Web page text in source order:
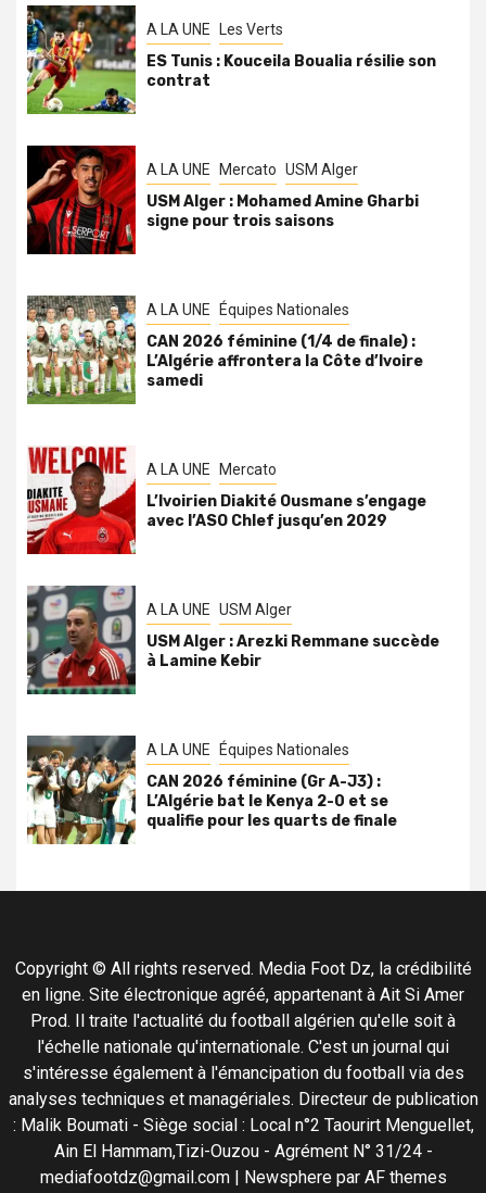
A LA UNE Les Verts
ES Tunis : Kouceila Boualia résilie son
contrat
A LA UNE Mercato USM Alger
USM Alger : Mohamed Amine Gharbi
signe pour trois saisons
A LA UNE Équipes Nationales
CAN 2026 féminine (1/4 de finale) :
L’Algérie affrontera la Côte d’Ivoire
samedi
A LA UNE Mercato
L’Ivoirien Diakité Ousmane s’engage
avec l’ASO Chlef jusqu’en 2029
A LA UNE USM Alger
USM Alger : Arezki Remmane succède
à Lamine Kebir
A LA UNE Équipes Nationales
CAN 2026 féminine (Gr A-J3) :
L’Algérie bat le Kenya 2-0 et se
qualifie pour les quarts de finale
Copyright © All rights reserved. Media Foot Dz, la crédibilité
en ligne. Site électronique agréé, appartenant à Ait Si Amer
Prod. Il traite l'actualité du football algérien qu'elle soit à
l'échelle nationale qu'internationale. C'est un journal qui
s'intéresse également à l'émancipation du football via des
analyses techniques et managériales. Directeur de publication
: Malik Boumati - Siège social : Local n°2 Taourirt Menguellet,
Ain El Hammam,Tizi-Ouzou - Agrément N° 31/24 -
mediafootdz@gmail.com
Newspherepar AF themes